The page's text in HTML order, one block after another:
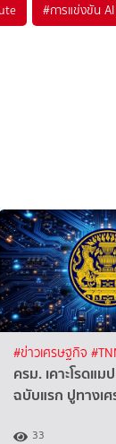
#การแข่งขัน
#ข่าวเศรษฐกิจ
ครม. เคาะโรดแม
ฉบับแรก ปูทางเ
33